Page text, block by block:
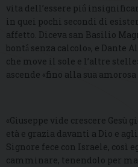
vita dell’essere più̀
in quei pochi secondi di
affetto. Diceva san Basilio
bontà̀ senza calcolo», e Dante
che move il sole e l’altre
ascende «fino alla sua
«Giuseppe vide crescere Gesù
età e grazia davanti a Dio e
Signore fece con Israele, così
camminare, tenendolo per